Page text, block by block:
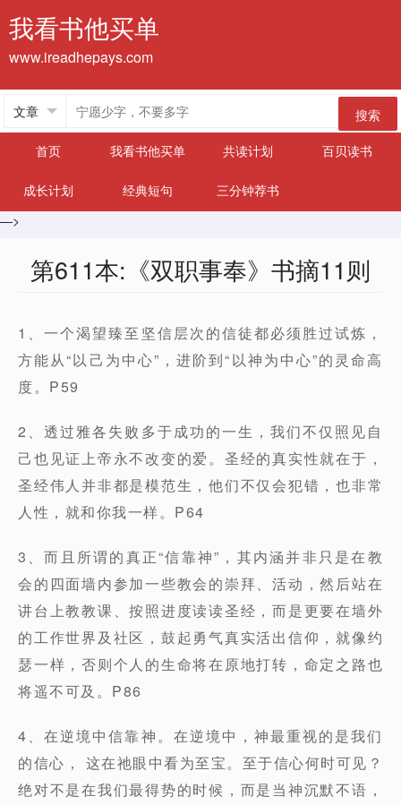
我看书他买单
www.ireadhepays.com
搜索
首页
我看书他买单 共读计划 百贝读书
成长计划 经典短句
三分钟荐书
—>
第611本:《双职事奉》书摘11则
1、一个渴望臻至坚信层次的信徒都必须胜过试炼，
方能从“以己为中心”，进阶到“以神为中心”的灵命高
度。P59
2、透过雅各失败多于成功的一生，我们不仅照见自
己也见证上帝永不改变的爱。圣经的真实性就在于，
圣经伟人并非都是模范生，他们不仅会犯错，也非常
人性，就和你我一样。P64
3、而且所谓的真正“信靠神”，其内涵并非只是在教
会的四面墙内参加一些教会的崇拜、活动，然后站在
讲台上教教课、按照进度读读圣经，而是更要在墙外
的工作世界及社区，鼓起勇气真实活出信仰，就像约
瑟一样，否则个人的生命将在原地打转，命定之路也
将遥不可及。P86
4、在逆境中信靠神。在逆境中，神最重视的是我们
的信心， 这在祂眼中看为至宝。至于信心何时可见？
绝对不是在我们最得势的时候，而是当神沉默不语，